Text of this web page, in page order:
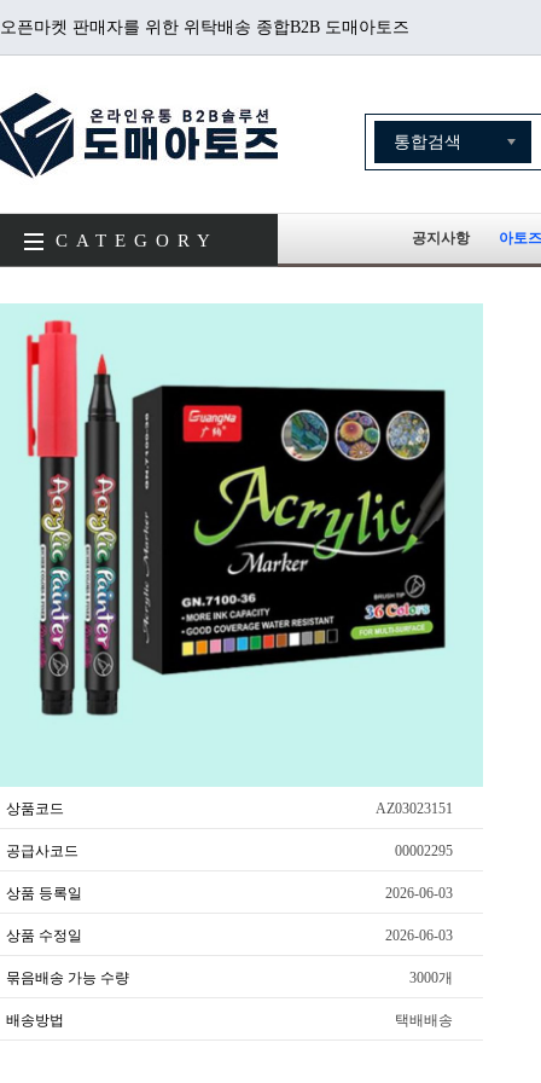
오픈마켓 판매자를 위한 위탁배송 종합B2B 도매아토즈
CATEGORY 공지사항 아토
상품코드 AZ03023151
공급사코드 00002295
상품 등록일 2026-06-03
상품 수정일 2026-06-03
묶음배송 가능 수량 3000개
배송방법 택배배송